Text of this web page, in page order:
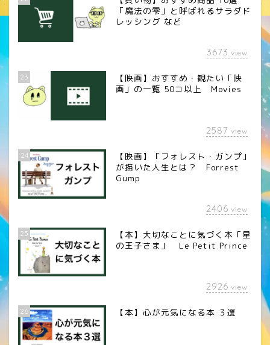
「魔法の雫」と呼ばれるサラダド
レッシング など
3673 view
23
【映画】おすすめ・観たい「映
画」の一覧 50コ以上 Movies
2587 view
24
【映画】「フォレスト・ガンプ」
が描いた人生とは？ Forrest
Gump
2406 view
25
【本】大切なことに気づく本「星
の王子さま」 Le Petit Prince
2926 view
26 【本】心が元気になる本 ３選